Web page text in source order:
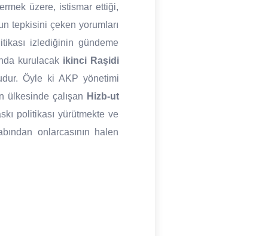
üzere, istismar ettiği,
tepkisini çeken yorumları
izlediğinin gündeme
kurulacak ikinci Raşidi
Öyle ki AKP yönetimi
ülkesinde çalışan Hizb-ut
politikası yürütmekte ve
onlarcasının halen